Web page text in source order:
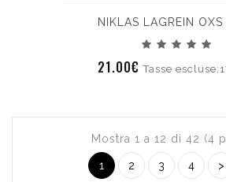
NIKLAS LAGREIN
21.00€Tasse
Mostra 1 a 12 di 42 (4
1 2 3 4 >